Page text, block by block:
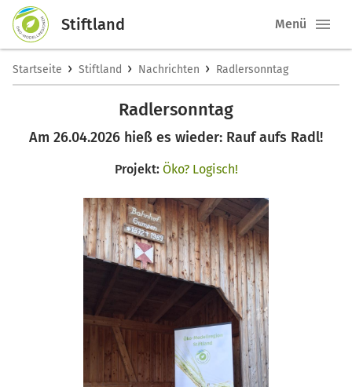
Stiftland Menü
Startseite › Stiftland › Nachrichten › Radlersonntag
Radlersonntag
Am 26.04.2026 hieß es wieder: Rauf aufs Radl!
Projekt: Öko? Logisch!